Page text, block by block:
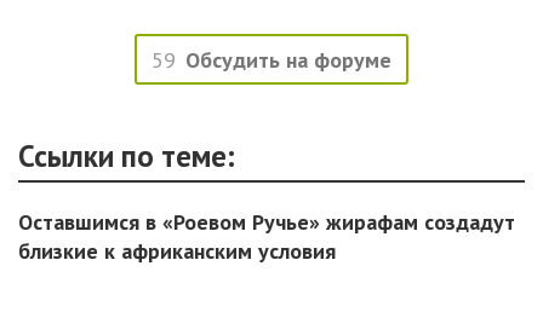
59 Обсудить на форуме
Ссылки по теме:
Оставшимся в «Роевом Ручье» жирафам создадут
близкие к африканским условия